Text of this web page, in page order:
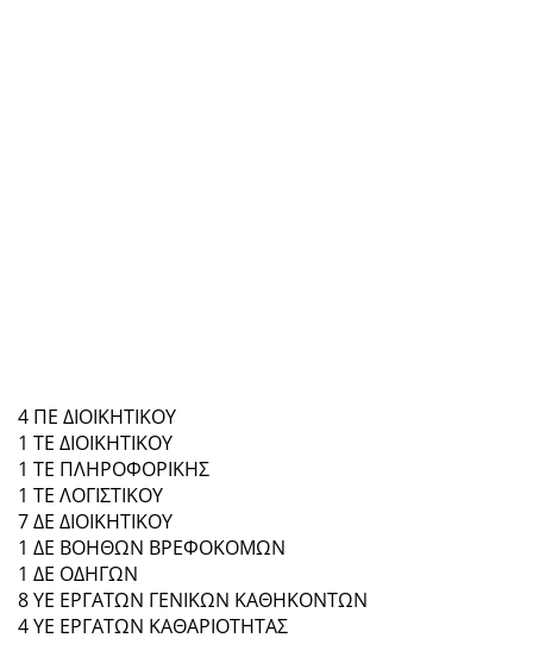
4 ΠΕ ΔΙΟΙΚΗΤΙΚΟΥ
1 ΤΕ ΔΙΟΙΚΗΤΙΚΟΥ
1 ΤΕ ΠΛΗΡΟΦΟΡΙΚΗΣ
1 ΤΕ ΛΟΓΙΣΤΙΚΟΥ
7 ΔΕ ΔΙΟΙΚΗΤΙΚΟΥ
1 ΔΕ ΒΟΗΘΩΝ ΒΡΕΦΟΚΟΜΩΝ
1 ΔΕ ΟΔΗΓΩΝ
8 ΥΕ ΕΡΓΑΤΩΝ ΓΕΝΙΚΩΝ ΚΑΘΗΚΟΝΤΩΝ
4 ΥΕ ΕΡΓΑΤΩΝ ΚΑΘΑΡΙΟΤΗΤΑΣ